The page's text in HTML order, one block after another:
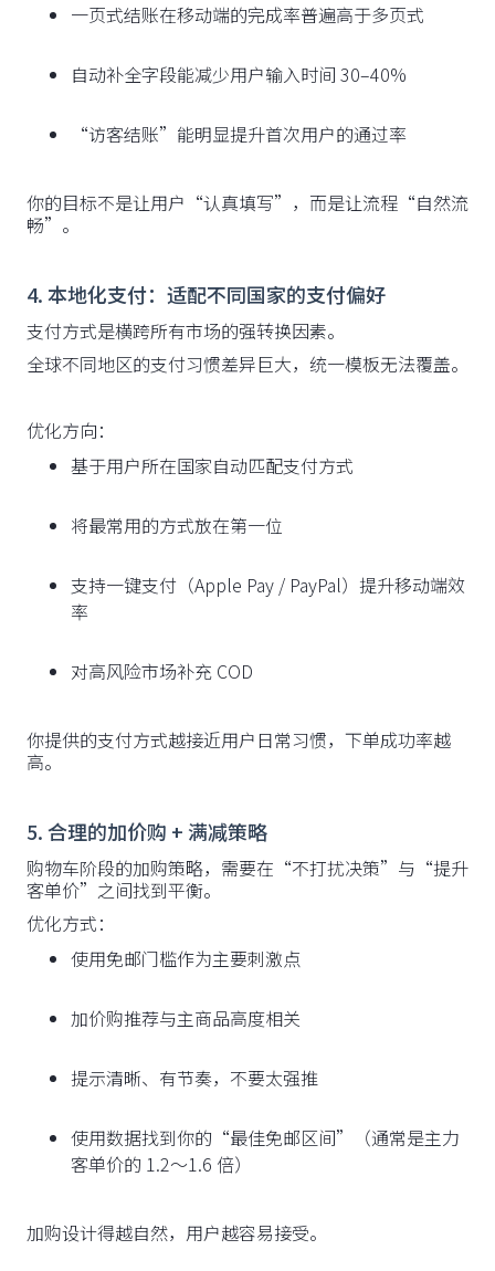
一页式结账在移动端的完成率普遍高于多页式
自动补全字段能减少用户输入时间 30–40%
“访客结账”能明显提升首次用户的通过率
你的目标不是让用户“认真填写”，而是让流程“自然流
畅”。
4. 本地化支付：适配不同国家的支付偏好
支付方式是横跨所有市场的强转换因素。
全球不同地区的支付习惯差异巨大，统一模板无法覆盖。
优化方向：
基于用户所在国家自动匹配支付方式
将最常用的方式放在第一位
支持一键支付（Apple Pay / PayPal）提升移动端效
率
对高风险市场补充 COD
你提供的支付方式越接近用户日常习惯，下单成功率越
高。
5. 合理的加价购 + 满减策略
购物车阶段的加购策略，需要在“不打扰决策”与“提升
客单价”之间找到平衡。
优化方式：
使用免邮门槛作为主要刺激点
加价购推荐与主商品高度相关
提示清晰、有节奏，不要太强推
使用数据找到你的“最佳免邮区间”（通常是主力
客单价的 1.2～1.6 倍）
加购设计得越自然，用户越容易接受。